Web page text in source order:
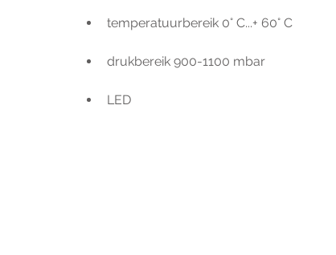
temperatuurbereik 0° C...+ 60° C
drukbereik 900-1100 mbar
LED